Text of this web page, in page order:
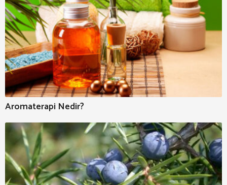
Aromaterapi Nedir?